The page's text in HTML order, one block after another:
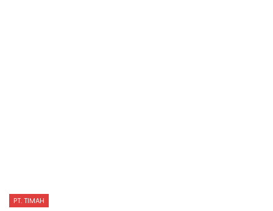
PT. TIMAH